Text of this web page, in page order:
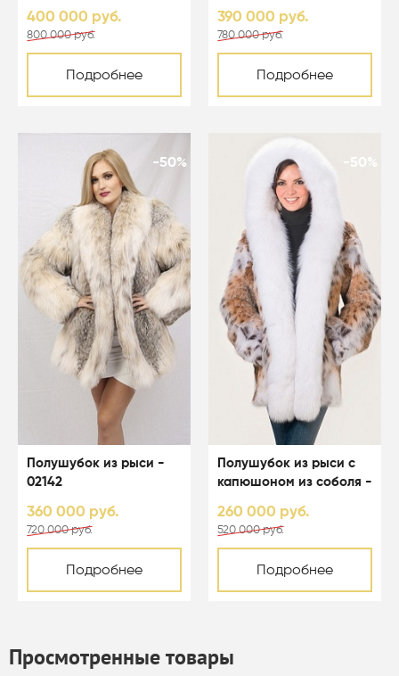
400 000 руб.
800 000 руб.
Подробнее
390 000 руб.
780 000 руб.
Подробнее
-50%
Полушубок из рыси -
02142
360 000 руб.
720 000 руб.
Подробнее
-50%
Полушубок из рыси с
капюшоном из соболя -
260 000 руб.
520 000 руб.
Подробнее
Просмотренные товары